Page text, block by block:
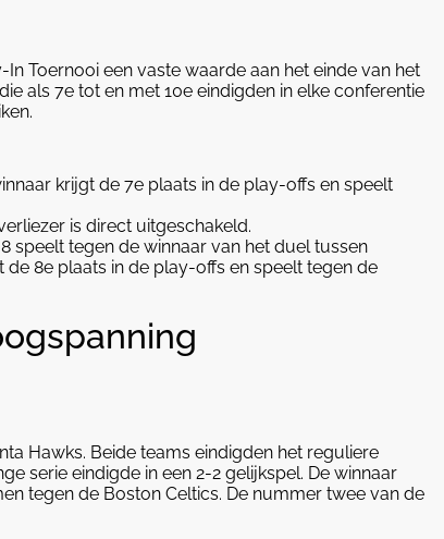
Toernooi een vaste waarde aan het einde van het
als 7e tot en met 10e eindigden in elke conferentie
krijgt de 7e plaats in de play-offs en speelt
is direct uitgeschakeld.
speelt tegen de winnaar van het duel tussen
8e plaats in de play-offs en speelt tegen de
Hawks. Beide teams eindigden het reguliere
serie eindigde in een 2-2 gelijkspel. De winnaar
tegen de Boston Celtics. De nummer twee van de